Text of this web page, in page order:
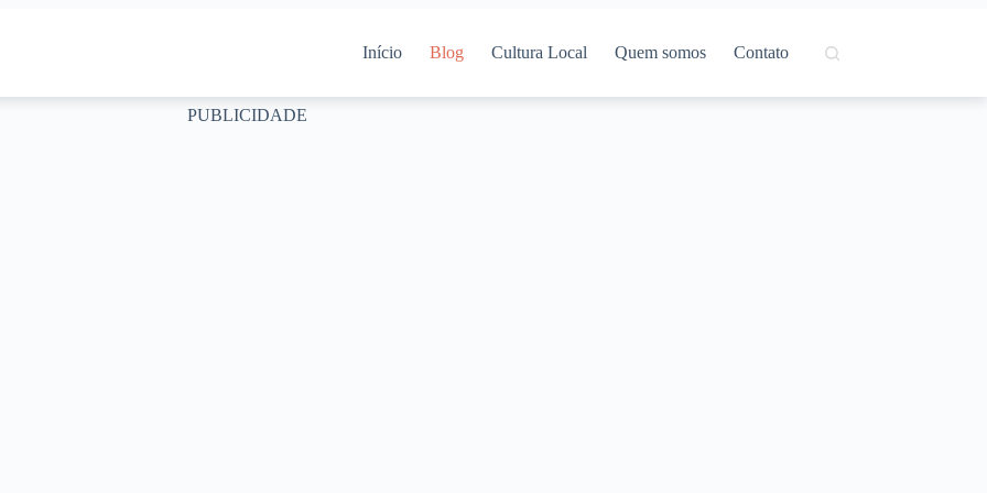
Início Blog Cultura Local Quem somos Contato
PUBLICIDADE